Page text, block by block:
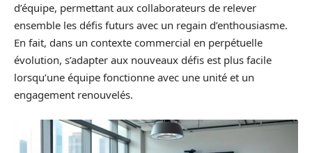
d’équipe, permettant aux collaborateurs de relever
ensemble les défis futurs avec un regain d’enthousiasme.
En fait, dans un contexte commercial en perpétuelle
évolution, s’adapter aux nouveaux défis est plus facile
lorsqu’une équipe fonctionne avec une unité et un
engagement renouvelés.